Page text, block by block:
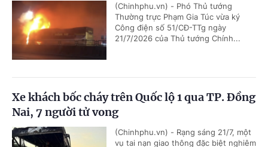
(Chinhphu.vn) - Phó Thủ tướng
Thường trực Phạm Gia Túc vừa ký
Công điện số 51/CĐ-TTg ngày
21/7/2026 của Thủ tướng Chính...
Xe khách bốc cháy trên Quốc lộ 1 qua TP. Đồng
Nai, 7 người tử vong
(Chinhphu.vn) - Rạng sáng 21/7, một
vụ tai nạn giao thông đặc biệt nghiêm